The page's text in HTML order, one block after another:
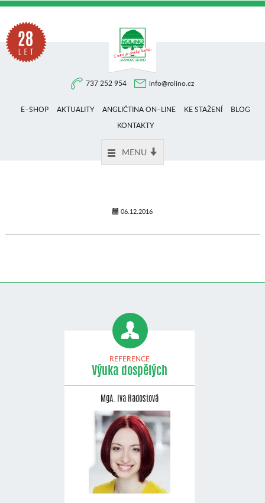
737 252 954 info@rolino.cz
E–SHOP AKTUALITY ANGLIČTINA ON–LINE KE STAŽENÍ
BLOG
KONTAKTY
MENU
06.12.2016
REFERENCE
Výuka dospělých
MgA. Iva Radostová